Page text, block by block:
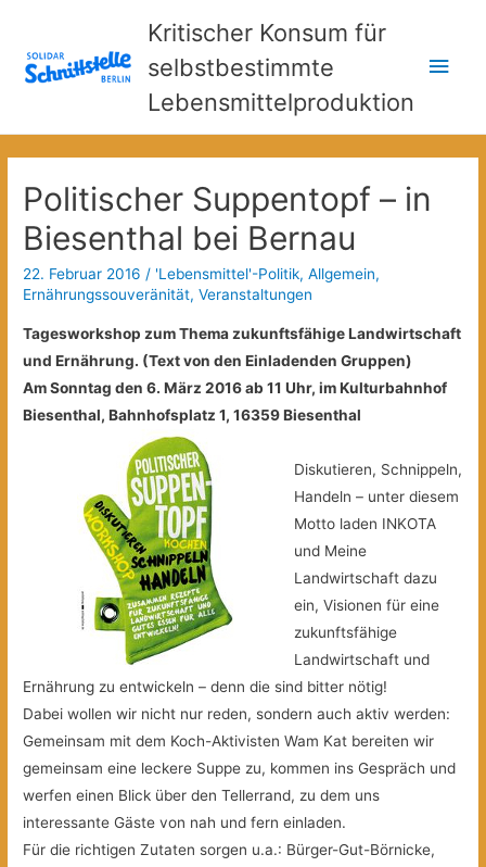
Kritischer Konsum für
selbstbestimmte
Lebensmittelproduktion
Politischer Suppentopf – in
Biesenthal bei Bernau
22. Februar 2016 / 'Lebensmittel'-Politik,Allgemein,
Ernährungssouveränität,Veranstaltungen
Tagesworkshop zum Thema zukunftsfähige Landwirtschaft
und Ernährung. (Text von den Einladenden Gruppen)
Am Sonntag den 6. März 2016 ab 11 Uhr, im Kulturbahnhof
Biesenthal, Bahnhofsplatz 1, 16359 Biesenthal
Diskutieren, Schnippeln,
Handeln – unter diesem
Motto laden INKOTA
und Meine
Landwirtschaft dazu
ein, Visionen für eine
zukunftsfähige
Landwirtschaft und
Ernährung zu entwickeln – denn die sind bitter nötig!
Dabei wollen wir nicht nur reden, sondern auch aktiv werden:
Gemeinsam mit dem Koch-Aktivisten Wam Kat bereiten wir
gemeinsam eine leckere Suppe zu, kommen ins Gespräch und
werfen einen Blick über den Tellerrand, zu dem uns
interessante Gäste von nah und fern einladen.
Für die richtigen Zutaten sorgen u.a.: Bürger-Gut-Börnicke,